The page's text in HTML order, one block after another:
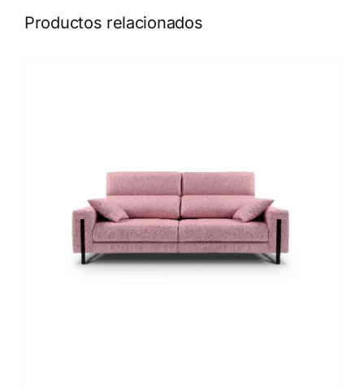
Productos relacionados